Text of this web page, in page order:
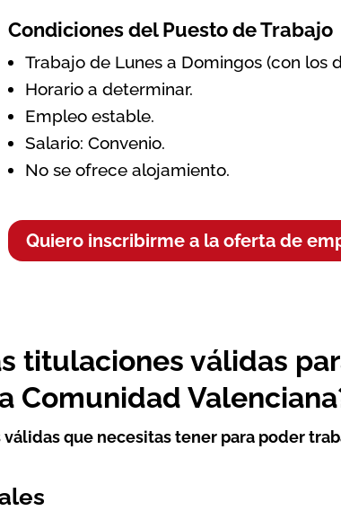
Condiciones del Puesto de Trabajo
Trabajo de Lunes a Domingos (con los
Horario a determinar.
Empleo estable.
Salario: Convenio.
No se ofrece alojamiento.
Quiero inscribirme a la oferta de
titulaciones válidas
Comunidad
que necesitas tener para poder